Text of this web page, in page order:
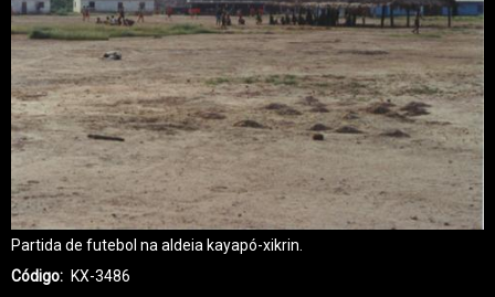
Partida de futebol na aldeia kayapó-xikrin.
Código
KX-3486